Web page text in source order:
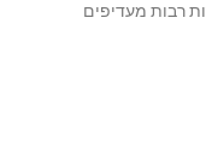
רבות מעדיפים